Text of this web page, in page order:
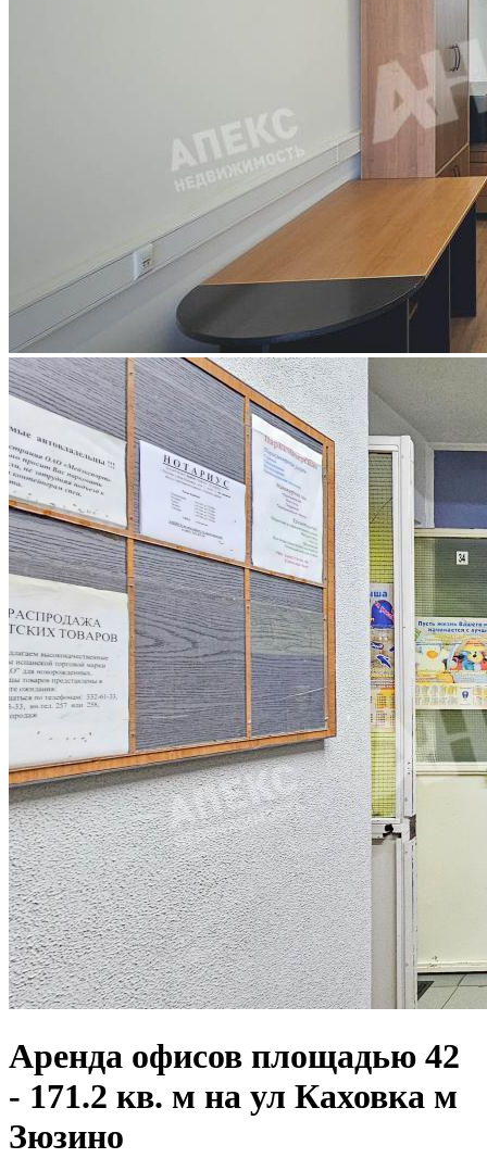
Аренда офисов площадью 42
- 171.2 кв. м на ул Каховка м
Зюзино